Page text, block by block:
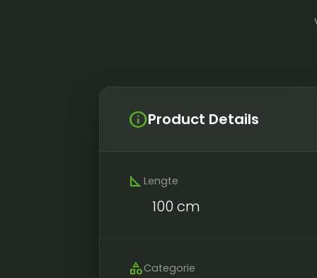
infoProduct Details
square_foot Lengte
100 cm
categoryCategorie